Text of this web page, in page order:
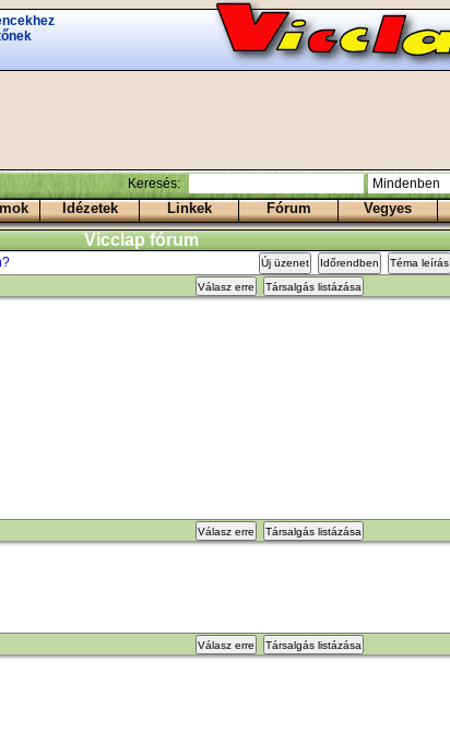
Keresés:
Idézetek Linkek Fórum Vegyes
Vicclap fórum
Új üzenet Időrendben Téma leírás
Válasz erre Társalgás listázása
Válasz erre Társalgás listázása
Válasz erre Társalgás listázása